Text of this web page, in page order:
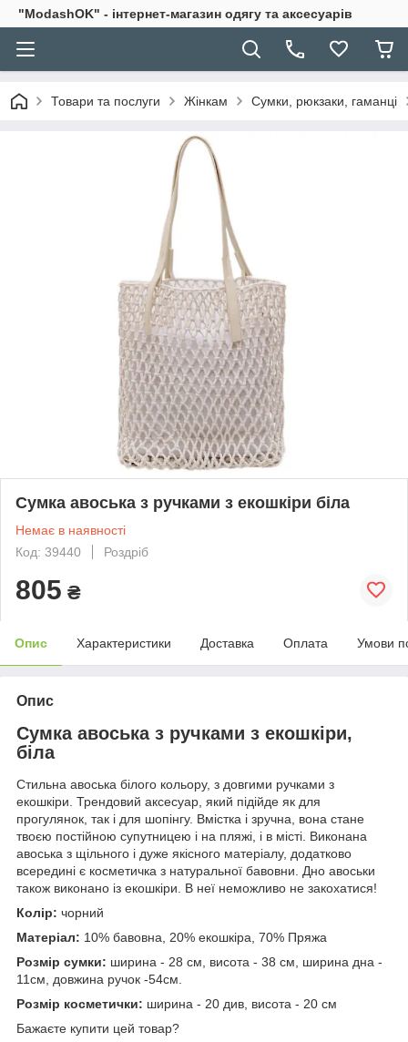
"ModashOK" - інтернет-магазин одягу та аксесуарів
Товари та послуги Жінкам Сумки, рюкзаки, гаманці
Сумка авоська з ручками з екошкіри біла
Немає в наявності
Код: 39440
Роздріб
805 ₴
Опис Характеристики Доставка Оплата Умови
Опис
Сумка авоська з ручками з екошкіри,
біла
Стильна авоська білого кольору, з довгими ручками з
екошкіри. Трендовий аксесуар, який підійде як для
прогулянок, так і для шопінгу. Вмістка і зручна, вона стане
твоєю постійною супутницею і на пляжі, і в місті. Виконана
авоська з щільного і дуже якісного матеріалу, додатково
всередині є косметичка з натуральної бавовни. Дно авоськи
також виконано із екошкіри. В неї неможливо не закохатися!
Колір: чорний
Матеріал: 10% бавовна, 20% екошкіра, 70% Пряжа
Розмір сумки: ширина - 28 см, висота - 38 см, ширина дна -
11см, довжина ручок -54см.
Розмір косметички: ширина - 20 див, висота - 20 см
Бажаєте купити цей товар?